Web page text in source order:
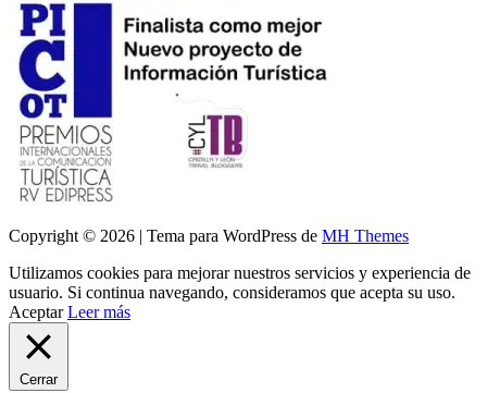
Copyright © 2026 | Tema para WordPress de MH Themes
Utilizamos cookies para mejorar nuestros servicios y experiencia de
usuario. Si continua navegando, consideramos que acepta su uso.
Aceptar Leer más
Cerrar